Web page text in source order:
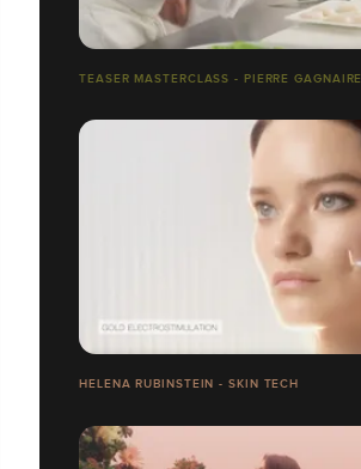
TEASER MASTERCLASS - PIERRE GAGNAIRE
HELENA RUBINSTEIN - SKIN TECH